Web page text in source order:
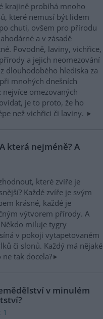
krajině probíhá mnoho
které nemusí být lidem
chuti, ovšem pro přírodu
a v zásadě
Povodně, laviny, vichřice,
a jejich neomezování
dlouhodobého hlediska za
mnohých dnešních
omezovaných
je to proto, že ho
než vichřici či laviny.
která nejméně? A
které zvíře je
Každé zvíře je svým
krásné, každé je
výtvorem přírody. A
miluje tygry
v pokoji vytapetovaném
či slonů. Každý má nějaké
tak docela?
v minulém
1